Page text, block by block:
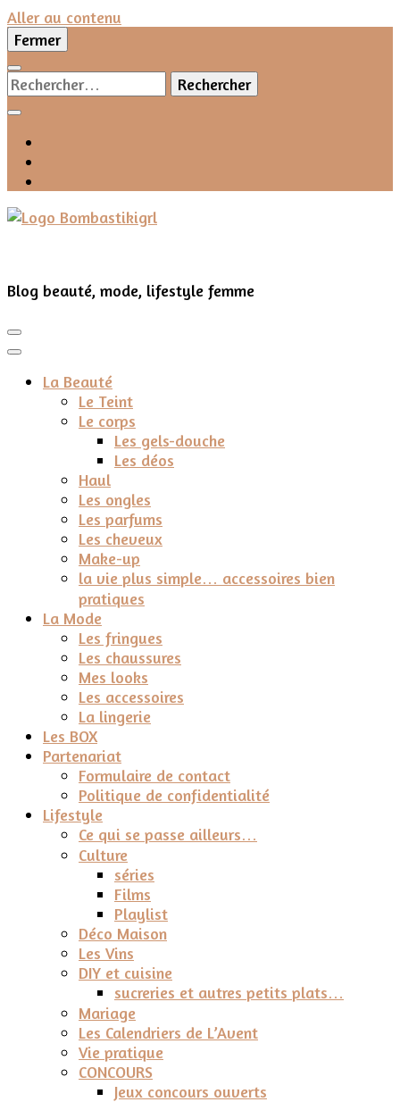
Aller au contenu
Fermer
Rechercher :
Blog beauté, mode, lifestyle femme
La Beauté
Le Teint
Le corps
Les gels-douche
Les déos
Haul
Les ongles
Les parfums
Les cheveux
Make-up
la vie plus simple… accessoires bien
pratiques
La Mode
Les fringues
Les chaussures
Mes looks
Les accessoires
La lingerie
Les BOX
Partenariat
Formulaire de contact
Politique de confidentialité
Lifestyle
Ce qui se passe ailleurs…
Culture
séries
Films
Playlist
Déco Maison
Les Vins
DIY et cuisine
sucreries et autres petits plats…
Mariage
Les Calendriers de L’Avent
Vie pratique
CONCOURS
Jeux concours ouverts